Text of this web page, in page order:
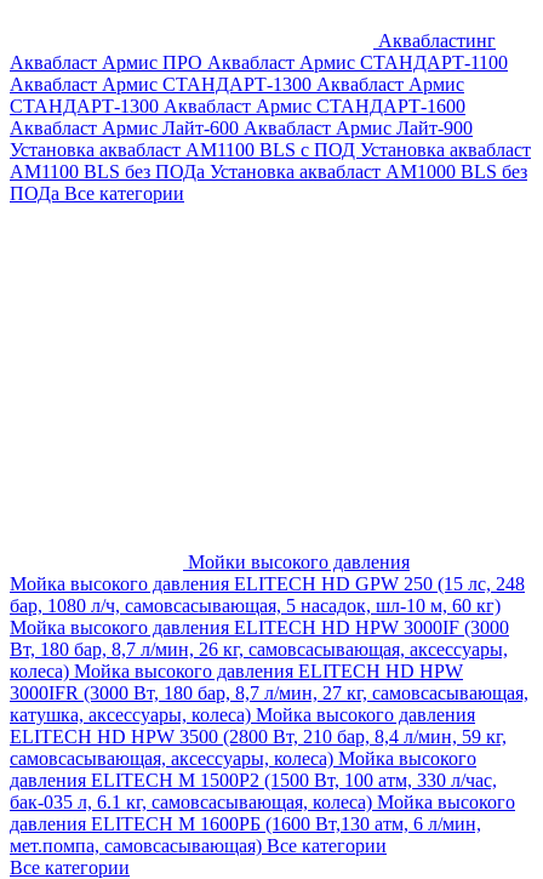
Аквабластинг
Аквабласт Армис ПРО Аквабласт Армис СТАНДАРТ-1100
Аквабласт Армис СТАНДАРТ-1300 Аквабласт Армис
СТАНДАРТ-1300 Аквабласт Армис СТАНДАРТ-1600
Аквабласт Армис Лайт-600 Аквабласт Армис Лайт-900
Установка аквабласт AM1100 BLS с ПОД Установка аквабласт
AM1100 BLS без ПОДа Установка аквабласт AM1000 BLS без
ПОДа Все категории
Мойки высокого давления
Мойка высокого давления ELITECH HD GPW 250 (15 лс, 248
бар, 1080 л/ч, самовсасывающая, 5 насадок, шл-10 м, 60 кг)
Мойка высокого давления ELITECH HD HPW 3000IF (3000
Вт, 180 бар, 8,7 л/мин, 26 кг, самовсасывающая, аксессуары,
колеса) Мойка высокого давления ELITECH HD HPW
3000IFR (3000 Вт, 180 бар, 8,7 л/мин, 27 кг, самовсасывающая,
катушка, аксессуары, колеса) Мойка высокого давления
ELITECH HD HPW 3500 (2800 Вт, 210 бар, 8,4 л/мин, 59 кг,
самовсасывающая, аксессуары, колеса) Мойка высокого
давления ELITECH M 1500P2 (1500 Вт, 100 атм, 330 л/час,
бак-035 л, 6.1 кг, самовсасывающая, колеса) Мойка высокого
давления ELITECH М 1600РБ (1600 Вт,130 атм, 6 л/мин,
мет.помпа, самовсасывающая) Все категории
Все категории